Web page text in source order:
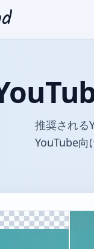
推奨される
YouTube向